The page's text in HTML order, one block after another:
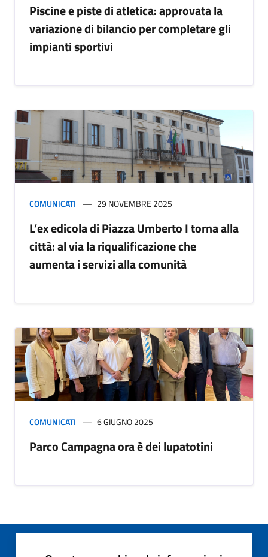
Piscine e piste di atletica: approvata la
variazione di bilancio per completare gli
impianti sportivi
COMUNICATI 29 NOVEMBRE 2025
L’ex edicola di Piazza Umberto I torna alla
città: al via la riqualificazione che
aumenta i servizi alla comunità
COMUNICATI 6 GIUGNO 2025
Parco Campagna ora è dei lupatotini